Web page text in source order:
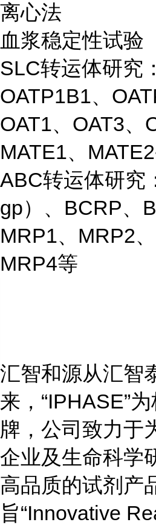
离心法
血浆稳定性试验
SLC转运体研究：
OATP1B1、
OAT1、OAT3、
MATE1、
ABC转运体研究
gp）、BCRP、
MRP1、MRP2、
MRP4等
汇智和源从汇智
来，“IPHASE”
牌，公司致力于
企业及生命科学
高品质的试剂产
旨“Innovative